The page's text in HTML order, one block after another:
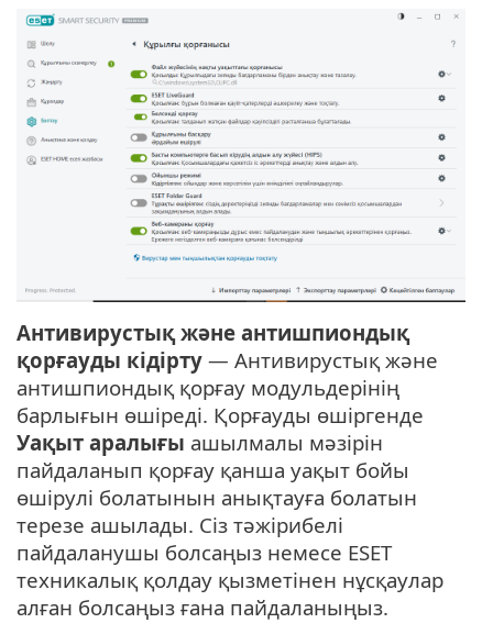
Антивирустық және антишпиондық
қорғауды кідірту — Антивирустық және
антишпиондық қорғау модульдерінің
барлығын өшіреді. Қорғауды өшіргенде
Уақыт аралығы ашылмалы мәзірін
пайдаланып қорғау қанша уақыт бойы
өшірулі болатынын анықтауға болатын
терезе ашылады. Сіз тәжірибелі
пайдаланушы болсаңыз немесе ESET
техникалық қолдау қызметінен нұсқаулар
алған болсаңыз ғана пайдаланыңыз.